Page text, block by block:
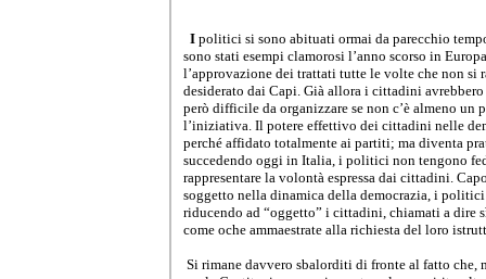
Ipolitici si sono abituati ormai da parecchio
sono stati esempi clamorosi l’anno scorso in
l’approvazione dei trattati tutte le volte che non
desiderato dai Capi. Già allora i cittadini
però difficile da organizzare se non c’è almeno un
l’iniziativa. Il potere effettivo dei cittadini nelle
perché affidato totalmente ai partiti; ma diventa
succedendo oggi in Italia, i politici non tengono
rappresentare la volontà espressa dai cittadini.
soggetto nella dinamica della democrazia, i politici
riducendo ad “oggetto” i cittadini, chiamati a dire
come oche ammaestrate alla richiesta del loro
Si rimane davvero sbalorditi di fronte al fatto